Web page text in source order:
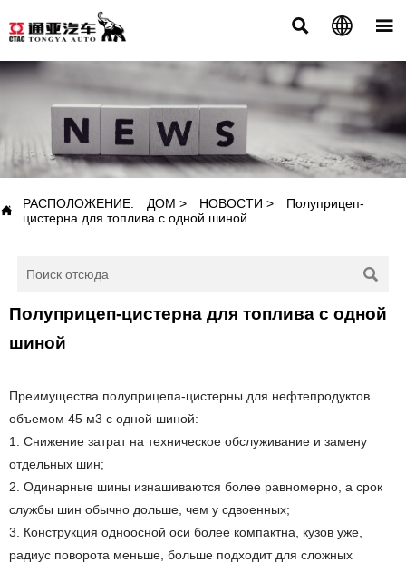
  
НОВОСТИ
 РАСПОЛОЖЕНИЕ: ДОМ > НОВОСТИ >
Полуприцеп-
цистерна для топлива с одной шиной

Полуприцеп-цистерна для топлива с одной
шиной
Преимущества полуприцепа-цистерны для нефтепродуктов
объемом 45 м3 с одной шиной:
1. Снижение затрат на техническое обслуживание и замену
отдельных шин;
2. Одинарные шины изнашиваются более равномерно, а срок
службы шин обычно дольше, чем у сдвоенных;
3. Конструкция одноосной оси более компактна, кузов уже,
радиус поворота меньше, больше подходит для сложных